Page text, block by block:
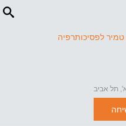
טמיר לפסיכותרפיה